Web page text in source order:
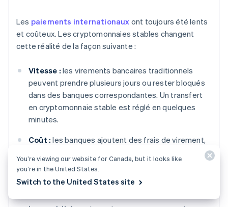
Les paiements internationaux ont toujours été lents
et coûteux. Les cryptomonnaies stables changent
cette réalité de la façon suivante :
Vitesse : les virements bancaires traditionnels
peuvent prendre plusieurs jours ou rester bloqués
dans des banques correspondantes. Un transfert
en cryptomonnaie stable est réglé en quelques
minutes.
Coût : les banques ajoutent des frais de virement,
Un transfert en cryptomonnaie stable coûte
souvent moins d’un dollar en frais de réseau, peu
You’re viewing our website for Canada, but it looks like
you’re in the United States.
Switch to the United States site